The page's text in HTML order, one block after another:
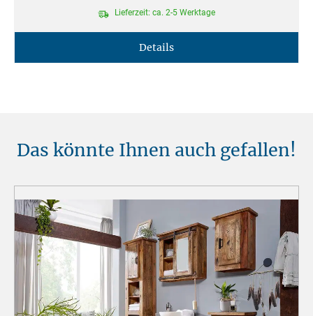
Lieferzeit: ca. 2-5 Werktage
Details
Das könnte Ihnen auch gefallen!